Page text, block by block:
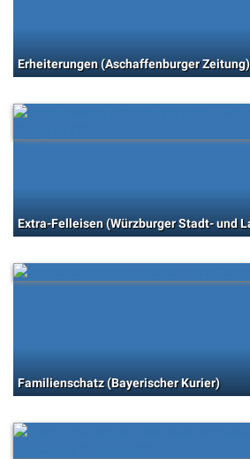
Erheiterungen (Aschaffenburger Zeitung)
Extra-Felleisen (Würzburger Stadt- und
Familienschatz (Bayerischer Kurier)